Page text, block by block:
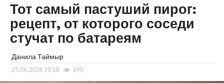
Тот самый пастуший пирог:
рецепт, от которого соседи
стучат по батареям
Данила Таймыр
25.06.2026 19:18 195